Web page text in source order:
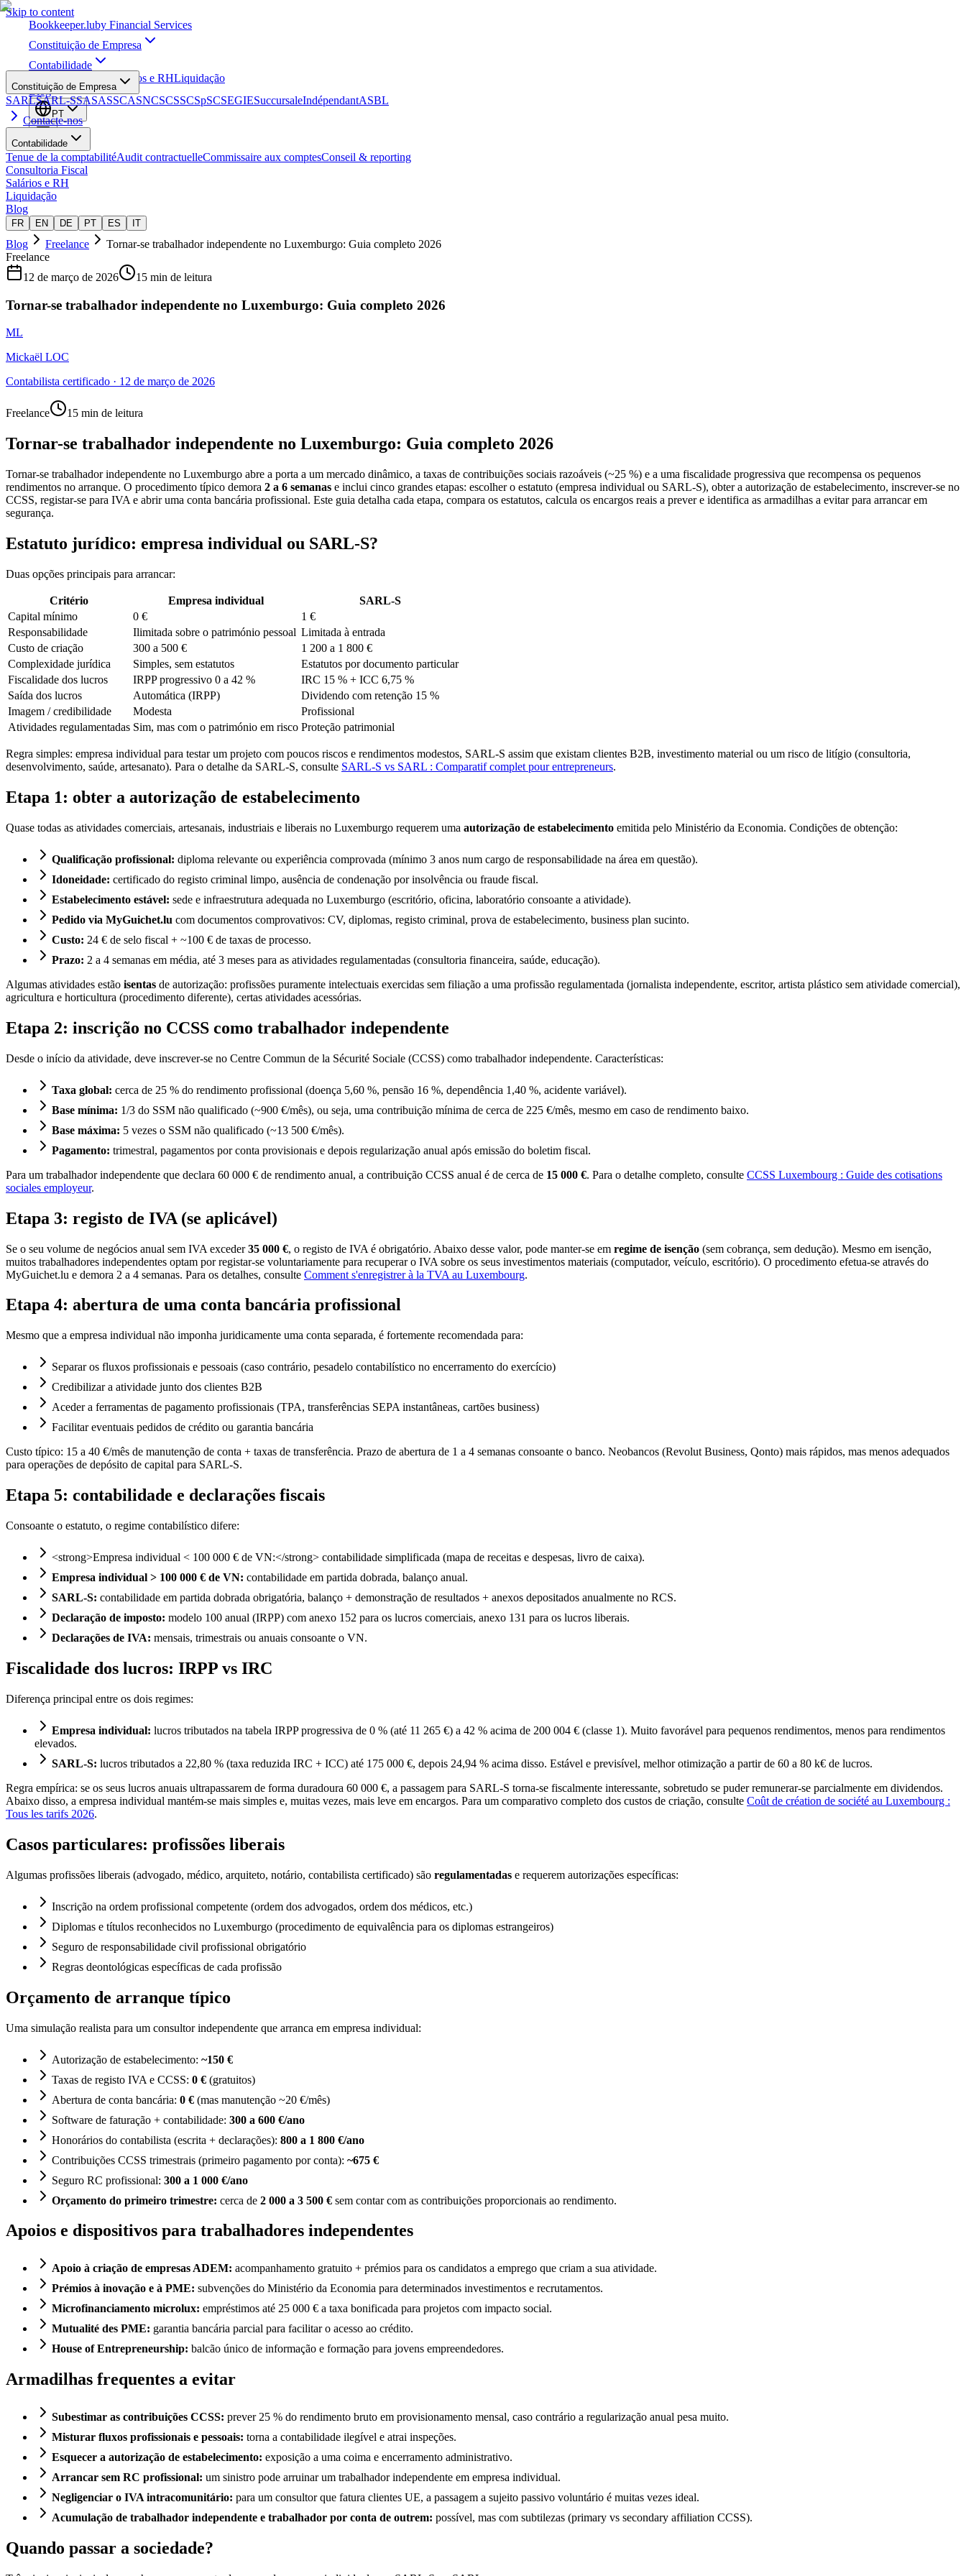
Skip to content
Bookkeeper.luby Financial Services
Constituição de Empresa
Contabilidade
Salários e RHLiquidação
Blog
PT
Constituição de Empresa
SARLSARL-SSASASSCASNCSCSSCSpSCSEGIESuccursaleIndépendantASBL
Contacte-nos
Contabilidade
Tenue de la comptabilitéAudit contractuelleCommissaire aux comptesConseil & reporting
Consultoria Fiscal
Salários e RH
Liquidação
Blog
FR EN DE PT ES IT
Blog Freelance
Tornar-se trabalhador independente no Luxemburgo: Guia completo 2026
Freelance
12 de março de 2026
15 min de leitura
Tornar-se trabalhador independente no Luxemburgo: Guia completo 2026
ML
Mickaël LOC
Contabilista certificado · 12 de março de 2026
Freelance 15 min de leitura
Tornar-se trabalhador independente no Luxemburgo: Guia completo 2026
Tornar-se trabalhador independente no Luxemburgo abre a porta a um mercado dinâmico, a taxas de contribuições sociais razoáveis (~25 %) e a uma fiscalidade progressiva que recompensa os pequenos
rendimentos no arranque. O procedimento típico demora 2 a 6 semanas e inclui cinco grandes etapas: escolher o estatuto (empresa individual ou SARL-S), obter a autorização de estabelecimento, inscrever-se no
CCSS, registar-se para IVA e abrir uma conta bancária profissional. Este guia detalha cada etapa, compara os estatutos, calcula os encargos reais a prever e identifica as armadilhas a evitar para arrancar em
segurança.
Estatuto jurídico: empresa individual ou SARL-S?
Duas opções principais para arrancar:
Critério Empresa individual
SARL-S
Capital mínimo
0 €
1 €
Responsabilidade
Ilimitada sobre o património pessoal Limitada à entrada
Custo de criação
300 a 500 €
1 200 a 1 800 €
Complexidade jurídica
Simples, sem estatutos
Estatutos por documento particular
Fiscalidade dos lucros
IRPP progressivo 0 a 42 %
IRC 15 % + ICC 6,75 %
Saída dos lucros
Automática (IRPP)
Dividendo com retenção 15 %
Imagem / credibilidade
Modesta
Profissional
Atividades regulamentadas Sim, mas com o património em risco Proteção patrimonial
Regra simples: empresa individual para testar um projeto com poucos riscos e rendimentos modestos, SARL-S assim que existam clientes B2B, investimento material ou um risco de litígio (consultoria,
desenvolvimento, saúde, artesanato). Para o detalhe da SARL-S, consulte SARL-S vs SARL : Comparatif complet pour entrepreneurs.
Etapa 1: obter a autorização de estabelecimento
Quase todas as atividades comerciais, artesanais, industriais e liberais no Luxemburgo requerem uma autorização de estabelecimento emitida pelo Ministério da Economia. Condições de obtenção:
Qualificação profissional: diploma relevante ou experiência comprovada (mínimo 3 anos num cargo de responsabilidade na área em questão).
Idoneidade: certificado do registo criminal limpo, ausência de condenação por insolvência ou fraude fiscal.
Estabelecimento estável: sede e infraestrutura adequada no Luxemburgo (escritório, oficina, laboratório consoante a atividade).
Pedido via MyGuichet.lu com documentos comprovativos: CV, diplomas, registo criminal, prova de estabelecimento, business plan sucinto.
Custo: 24 € de selo fiscal + ~100 € de taxas de processo.
Prazo: 2 a 4 semanas em média, até 3 meses para as atividades regulamentadas (consultoria financeira, saúde, educação).
Algumas atividades estão isentas de autorização: profissões puramente intelectuais exercidas sem filiação a uma profissão regulamentada (jornalista independente, escritor, artista plástico sem atividade comercial),
agricultura e horticultura (procedimento diferente), certas atividades acessórias.
Etapa 2: inscrição no CCSS como trabalhador independente
Desde o início da atividade, deve inscrever-se no Centre Commun de la Sécurité Sociale (CCSS) como trabalhador independente. Características:
Taxa global: cerca de 25 % do rendimento profissional (doença 5,60 %, pensão 16 %, dependência 1,40 %, acidente variável).
Base mínima: 1/3 do SSM não qualificado (~900 €/mês), ou seja, uma contribuição mínima de cerca de 225 €/mês, mesmo em caso de rendimento baixo.
Base máxima: 5 vezes o SSM não qualificado (~13 500 €/mês).
Pagamento: trimestral, pagamentos por conta provisionais e depois regularização anual após emissão do boletim fiscal.
Para um trabalhador independente que declara 60 000 € de rendimento anual, a contribuição CCSS anual é de cerca de 15 000 €. Para o detalhe completo, consulte CCSS Luxembourg : Guide des cotisations
sociales employeur.
Etapa 3: registo de IVA (se aplicável)
Se o seu volume de negócios anual sem IVA exceder35 000 €, o registo de IVA é obrigatório. Abaixo desse valor, pode manter-se em regime de isenção (sem cobrança, sem dedução). Mesmo em isenção,
muitos trabalhadores independentes optam por registar-se voluntariamente para recuperar o IVA sobre os seus investimentos materiais (computador, veículo, escritório). O procedimento efetua-se através do
MyGuichet.lu e demora 2 a 4 semanas. Para os detalhes, consulte Comment s'enregistrer à la TVA au Luxembourg.
Etapa 4: abertura de uma conta bancária profissional
Mesmo que a empresa individual não imponha juridicamente uma conta separada, é fortemente recomendada para:
Separar os fluxos profissionais e pessoais (caso contrário, pesadelo contabilístico no encerramento do exercício)
Credibilizar a atividade junto dos clientes B2B
Aceder a ferramentas de pagamento profissionais (TPA, transferências SEPA instantâneas, cartões business)
Facilitar eventuais pedidos de crédito ou garantia bancária
Custo típico: 15 a 40 €/mês de manutenção de conta + taxas de transferência. Prazo de abertura de 1 a 4 semanas consoante o banco. Neobancos (Revolut Business, Qonto) mais rápidos, mas menos adequados
para operações de depósito de capital para SARL-S.
Etapa 5: contabilidade e declarações fiscais
Consoante o estatuto, o regime contabilístico difere:
<strong>Empresa individual < 100 000 € de VN:</strong> contabilidade simplificada (mapa de receitas e despesas, livro de caixa).
Empresa individual > 100 000 € de VN: contabilidade em partida dobrada, balanço anual.
SARL-S: contabilidade em partida dobrada obrigatória, balanço + demonstração de resultados + anexos depositados anualmente no RCS.
Declaração de imposto: modelo 100 anual (IRPP) com anexo 152 para os lucros comerciais, anexo 131 para os lucros liberais.
Declarações de IVA: mensais, trimestrais ou anuais consoante o VN.
Fiscalidade dos lucros: IRPP vs IRC
Diferença principal entre os dois regimes:
Empresa individual: lucros tributados na tabela IRPP progressiva de 0 % (até 11 265 €) a 42 % acima de 200 004 € (classe 1). Muito favorável para pequenos rendimentos, menos para rendimentos
elevados.
SARL-S: lucros tributados a 22,80 % (taxa reduzida IRC + ICC) até 175 000 €, depois 24,94 % acima disso. Estável e previsível, melhor otimização a partir de 60 a 80 k€ de lucros.
Regra empírica: se os seus lucros anuais ultrapassarem de forma duradoura 60 000 €, a passagem para SARL-S torna-se fiscalmente interessante, sobretudo se puder remunerar-se parcialmente em dividendos.
Abaixo disso, a empresa individual mantém-se mais simples e, muitas vezes, mais leve em encargos. Para um comparativo completo dos custos de criação, consulte Coût de création de société au Luxembourg :
Tous les tarifs 2026.
Casos particulares: profissões liberais
Algumas profissões liberais (advogado, médico, arquiteto, notário, contabilista certificado) são regulamentadas e requerem autorizações específicas:
Inscrição na ordem profissional competente (ordem dos advogados, ordem dos médicos, etc.)
Diplomas e títulos reconhecidos no Luxemburgo (procedimento de equivalência para os diplomas estrangeiros)
Seguro de responsabilidade civil profissional obrigatório
Regras deontológicas específicas de cada profissão
Orçamento de arranque típico
Uma simulação realista para um consultor independente que arranca em empresa individual:
Autorização de estabelecimento: ~150 €
Taxas de registo IVA e CCSS: 0 € (gratuitos)
Abertura de conta bancária: 0 € (mas manutenção ~20 €/mês)
Software de faturação + contabilidade: 300 a 600 €/ano
Honorários do contabilista (escrita + declarações): 800 a 1 800 €/ano
Contribuições CCSS trimestrais (primeiro pagamento por conta): ~675 €
Seguro RC profissional: 300 a 1 000 €/ano
Orçamento do primeiro trimestre: cerca de 2 000 a 3 500 € sem contar com as contribuições proporcionais ao rendimento.
Apoios e dispositivos para trabalhadores independentes
Apoio à criação de empresas ADEM: acompanhamento gratuito + prémios para os candidatos a emprego que criam a sua atividade.
Prémios à inovação e à PME: subvenções do Ministério da Economia para determinados investimentos e recrutamentos.
Microfinanciamento microlux: empréstimos até 25 000 € a taxa bonificada para projetos com impacto social.
Mutualité des PME: garantia bancária parcial para facilitar o acesso ao crédito.
House of Entrepreneurship: balcão único de informação e formação para jovens empreendedores.
Armadilhas frequentes a evitar
Subestimar as contribuições CCSS: prever 25 % do rendimento bruto em provisionamento mensal, caso contrário a regularização anual pesa muito.
Misturar fluxos profissionais e pessoais: torna a contabilidade ilegível e atrai inspeções.
Esquecer a autorização de estabelecimento: exposição a uma coima e encerramento administrativo.
Arrancar sem RC profissional: um sinistro pode arruinar um trabalhador independente em empresa individual.
Negligenciar o IVA intracomunitário: para um consultor que fatura clientes UE, a passagem a sujeito passivo voluntário é muitas vezes ideal.
Acumulação de trabalhador independente e trabalhador por conta de outrem: possível, mas com subtilezas (primary vs secondary affiliation CCSS).
Quando passar a sociedade?